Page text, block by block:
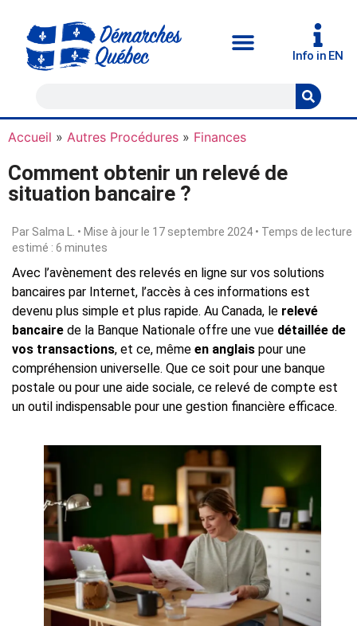
Info in EN
Accueil » Autres Procédures » Finances
Comment obtenir un relevé de
situation bancaire ?
Par Salma L. • Mise à jour le 17 septembre 2024 • Temps de lecture
estimé : 6 minutes
Avec l’avènement des relevés en ligne sur vos solutions
bancaires par Internet, l’accès à ces informations est
devenu plus simple et plus rapide. Au Canada, le relevé
bancaire de la Banque Nationale offre une vue détaillée de
vos transactions, et ce, même en anglais pour une
compréhension universelle. Que ce soit pour une banque
postale ou pour une aide sociale, ce relevé de compte est
un outil indispensable pour une gestion financière efficace.